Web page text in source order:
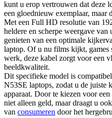
kunt u erop vertrouwen dat deze
een gloednieuw exemplaar, maar
Met een Full HD resolutie van
heldere en scherpe weergave
genieten van een optimale
laptop. Of u nu films kijkt, games
werk, deze kabel zorgt voor een
beeldkwaliteit.
Dit specifieke model is
N53SE laptops, zodat u de juiste
apparaat. Door te kiezen voor
niet alleen geld, maar draagt u
van consumeren door het